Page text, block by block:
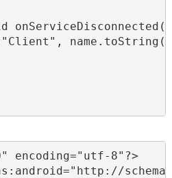
encoding="utf-8"?>